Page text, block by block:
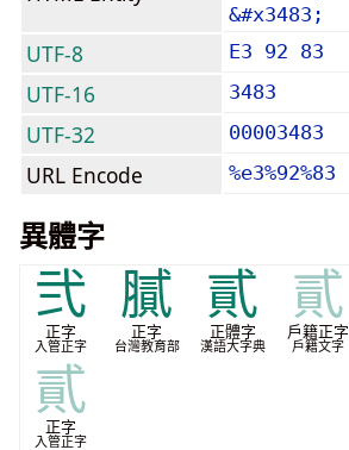
&#x3483;
UTF-8 E3 92 83
UTF-16 3483
UTF-32 00003483
URL Encode %e3%92%83
異體字
弐
正字
入管正字
膩
正字
台灣教育部
貳
正體字
漢語大字典
貳
戶籍正字
戶籍文字
貳
正字
入管正字